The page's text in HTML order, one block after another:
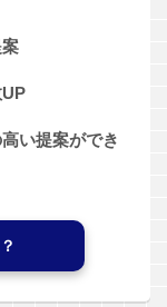
い提案ができ